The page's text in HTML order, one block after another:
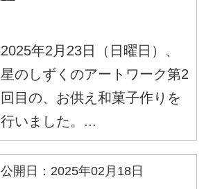
2025年2月23日（日曜日）、
星のしずくのアートワーク第2
回目の、お供え和菓子作りを
行いました。...
公開日：2025年02月18日